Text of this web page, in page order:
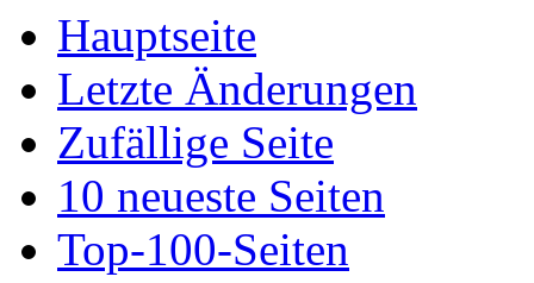
Hauptseite
Letzte Änderungen
Zufällige Seite
10 neueste Seiten
Top-100-Seiten